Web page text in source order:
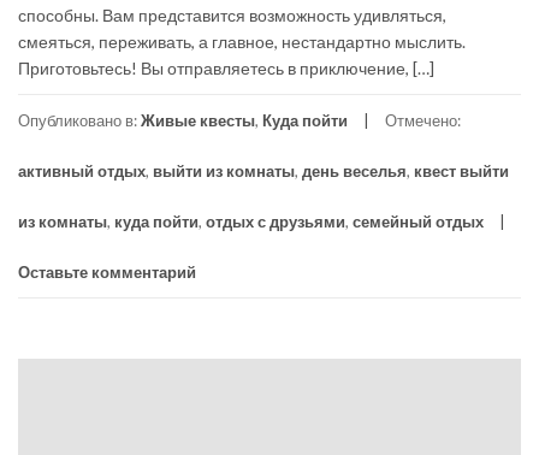
способны. Вам представится возможность удивляться,
смеяться, переживать, а главное, нестандартно мыслить.
Приготовьтесь! Вы отправляетесь в приключение, […]
Опубликовано в:Живые квесты, Куда пойти Отмечено:
активный отдых, выйти из комнаты, день веселья, квест выйти
из комнаты, куда пойти, отдых с друзьями, семейный отдых
Оставьте комментарий